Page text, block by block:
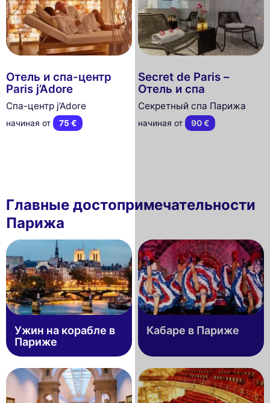
Отель и спа-центр
Paris j’Adore
Спа-центр j’Adore
начиная от 75 €
Secret de Paris –
Отель и спа
Секретный спа Парижа
начиная от 90 €
Главные достопримечательности
Парижа
Ужин на корабле в
Париже
Кабаре в Париже